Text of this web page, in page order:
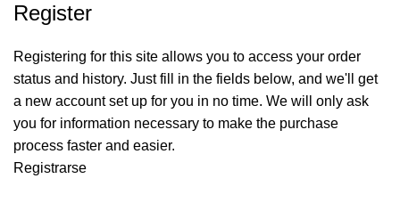
Register
Registering for this site allows you to access your order
status and history. Just fill in the fields below, and we'll get
a new account set up for you in no time. We will only ask
you for information necessary to make the purchase
process faster and easier.
Registrarse